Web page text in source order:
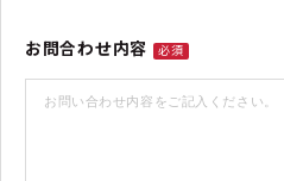
お問合わせ内容 必須